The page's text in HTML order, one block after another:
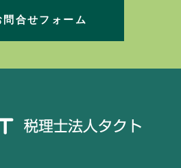
問合せフォーム